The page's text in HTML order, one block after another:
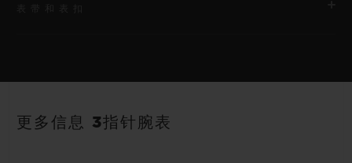
约48小时
表带
更多信息 3指针腕表